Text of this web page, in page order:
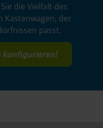
die Vielfalt des
Kastenwagen, der
passt.
konfigurieren!